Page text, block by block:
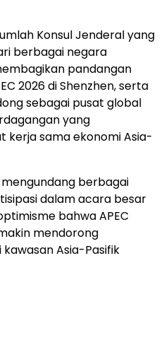
Konsul Jenderal yang
berbagai negara
pandangan
2026 di Shenzhen, serta
sebagai pusat global
yang
kerja sama ekonomi Asia-
berbagai
dalam acara besar
bahwa APEC
mendorong
Asia-Pasifik